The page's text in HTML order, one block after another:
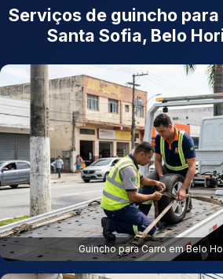
Serviços de guincho
Santa Sofia, Belo
Guincho para Carro em Belo